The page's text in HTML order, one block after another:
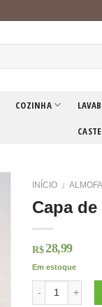
COZINHA
INÍCIO /
Capa
R$ 28,99
Em estoque